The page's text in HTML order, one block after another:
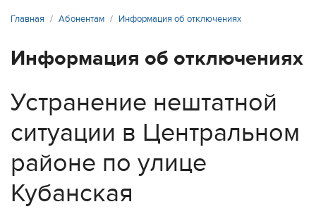
Главная Абонентам Информация об отключениях
Информация об отключениях
Устранение нештатной
ситуации в Центральном
районе по улице
Кубанская